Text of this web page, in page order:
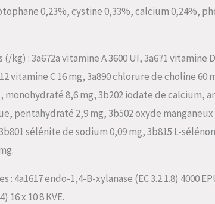
0,23%, cystine 0,33%, calcium 0,24%,
: 3a672a vitamine A 3600 UI, 3a671 vitamine
vitamine C 16 mg, 3a890 chlorure de choline 60
8,6 mg, 3b202 iodate de calcium,
pentahydraté 2,9 mg, 3b502 oxyde manganeux
sélénite de sodium 0,09 mg, 3b815 L-
4a1617 endo-1,4-B-xylanase (EC 3.2.1.8) 4000
16 x 10 8 KVE.